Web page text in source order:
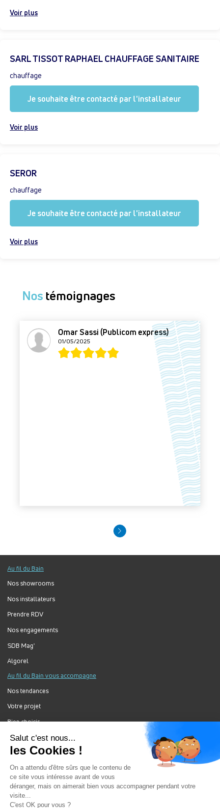
Voir plus
SARL TISSOT RAPHAEL CHAUFFAGE SANITAIRE
chauffage
Je souhaite être contacté par l'installateur
Voir plus
SEROR
chauffage
Je souhaite être contacté par l'installateur
Voir plus
Nos témoignages
Omar Sassi (Publicom express)
01/05/2025
Au fil du Bain
Nos showrooms
Nos installateurs
Prendre RDV
Nos engagements
SDB Mag'
Algorel
Au fil du Bain vous accompagne
Nos tendances
Votre projet
Bien choisir
Forum Au Fil du Bain
Nos produits